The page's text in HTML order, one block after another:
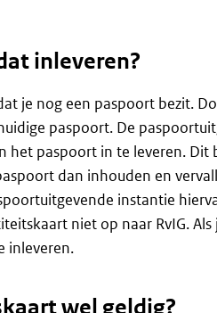
inleveren?
je nog een paspoort bezit.
paspoort. De
het paspoort in te leveren. Dit
dan inhouden en
instantie
niet op naar RvIG. Als
inleveren.
wel geldig?